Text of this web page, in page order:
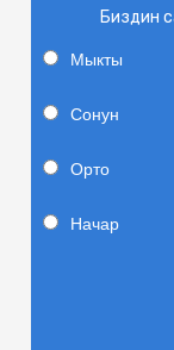
Биздин
Мыкты
Сонун
Орто
Начар